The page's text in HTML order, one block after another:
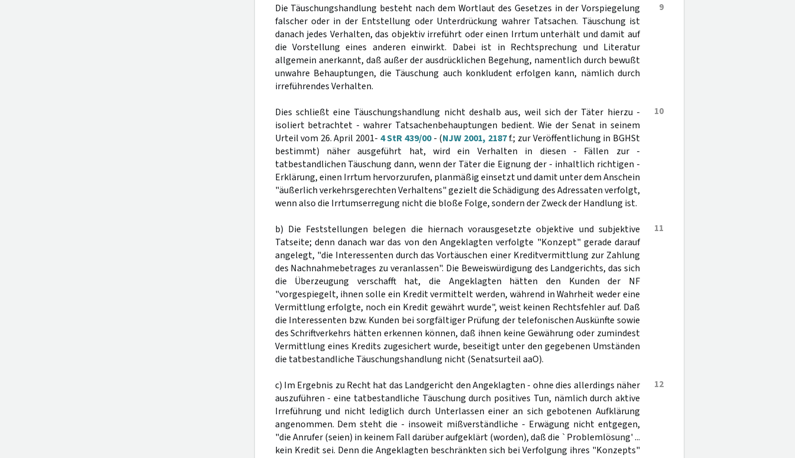
9
Die Täuschungshandlung besteht nach dem Wortlaut des Gesetzes in der Vorspiegelung
falscher oder in der Entstellung oder Unterdrückung wahrer Tatsachen. Täuschung ist
danach jedes Verhalten, das objektiv irreführt oder einen Irrtum unterhält und damit auf
die Vorstellung eines anderen einwirkt. Dabei ist in Rechtsprechung und Literatur
allgemein anerkannt, daß außer der ausdrücklichen Begehung, namentlich durch bewußt
unwahre Behauptungen, die Täuschung auch konkludent erfolgen kann, nämlich durch
irreführendes Verhalten.
10
Dies schließt eine Täuschungshandlung nicht deshalb aus, weil sich der Täter hierzu -
isoliert betrachtet - wahrer Tatsachenbehauptungen bedient. Wie der Senat in seinem
Urteil vom 26. April 2001- 4 StR 439/00- (NJW 2001, 2187f.; zur Veröffentlichung in BGHSt
bestimmt) näher ausgeführt hat, wird ein Verhalten in diesen - Fällen zur -
tatbestandlichen Täuschung dann, wenn der Täter die Eignung der - inhaltlich richtigen -
Erklärung, einen Irrtum hervorzurufen, planmäßig einsetzt und damit unter dem Anschein
"äußerlich verkehrsgerechten Verhaltens" gezielt die Schädigung des Adressaten verfolgt,
wenn also die Irrtumserregung nicht die bloße Folge, sondern der Zweck der Handlung ist.
11
b) Die Feststellungen belegen die hiernach vorausgesetzte objektive und subjektive
Tatseite; denn danach war das von den Angeklagten verfolgte "Konzept" gerade darauf
angelegt, "die Interessenten durch das Vortäuschen einer Kreditvermittlung zur Zahlung
des Nachnahmebetrages zu veranlassen". Die Beweiswürdigung des Landgerichts, das sich
die Überzeugung verschafft hat, die Angeklagten hätten den Kunden der NF
"vorgespiegelt, ihnen solle ein Kredit vermittelt werden, während in Wahrheit weder eine
Vermittlung erfolgte, noch ein Kredit gewährt wurde", weist keinen Rechtsfehler auf. Daß
die Interessenten bzw. Kunden bei sorgfältiger Prüfung der telefonischen Auskünfte sowie
des Schriftverkehrs hätten erkennen können, daß ihnen keine Gewährung oder zumindest
Vermittlung eines Kredits zugesichert wurde, beseitigt unter den gegebenen Umständen
die tatbestandliche Täuschungshandlung nicht (Senatsurteil aaO).
12
c) Im Ergebnis zu Recht hat das Landgericht den Angeklagten - ohne dies allerdings näher
auszuführen - eine tatbestandliche Täuschung durch positives Tun, nämlich durch aktive
Irreführung und nicht lediglich durch Unterlassen einer an sich gebotenen Aufklärung
angenommen. Dem steht die - insoweit mißverständliche - Erwägung nicht entgegen,
"die Anrufer (seien) in keinem Fall darüber aufgeklärt (worden), daß die `Problemlösung' ...
kein Kredit sei. Denn die Angeklagten beschränkten sich bei Verfolgung ihres "Konzepts"